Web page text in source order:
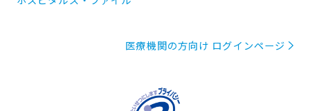
医療機関の方向け ログインページ